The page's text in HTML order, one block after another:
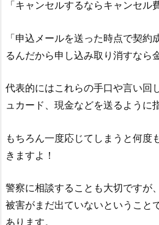
「キャンセルするならキャンセル
「申込メールを送った時点で契約
るんだから申し込み取り消すなら
代表的にはこれらの手口や言い回
ュカード、現金などを送るように
もちろん一度応じてしまうと何度
きますよ！
警察に相談することも大切ですが
被害がまだ出ていないということ
あります。